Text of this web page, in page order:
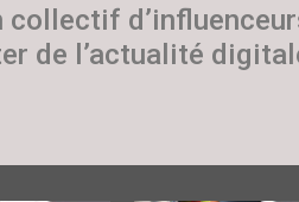
de l’actualité